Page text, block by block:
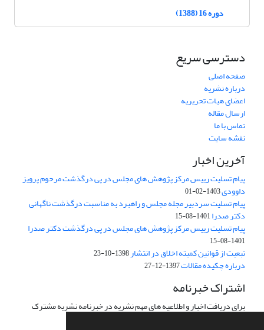
دوره 16 (1388)
دسترسی سریع
صفحه اصلی
درباره نشریه
اعضای هیات تحریریه
ارسال مقاله
تماس با ما
نقشه سایت
آخرین اخبار
پیام تسلیت رییس مرکز پژوهش های مجلس در پی درگذشت مرحوم پرویز
داوودی1403-02-01
پیام تسلیت سردبیر مجله مجلس و راهبرد به مناسبت درگذشت ناگهانی
دکتر صدرا1401-08-15
پیام تسلیت رییس مرکز پژوهش های مجلس در پی درگذشت دکتر صدرا
1401-08-15
تبعیت از قوانین کمیته اخلاق در انتشار1398-10-23
درباره چکیده مقالات1397-12-27
اشتراک خبرنامه
برای دریافت اخبار و اطلاعیه های مهم نشریه در خبرنامه نشریه مشترک